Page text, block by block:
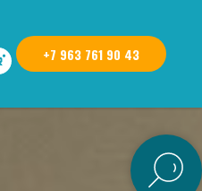
+7 963 761 90 43